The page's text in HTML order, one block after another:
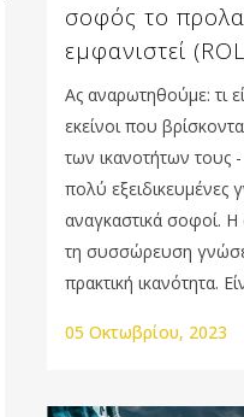
σοφός το
εμφανιστεί
Ας αναρωτηθούμε: τι
εκείνοι που
των ικανοτήτων τους
πολύ εξειδικευμένες
αναγκαστικά σοφοί. Η
τη συσσώρευση
πρακτική ικανότητα.
05 Οκτωβρίου, 2023